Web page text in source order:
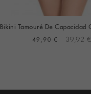
49,90 € 39,92 €